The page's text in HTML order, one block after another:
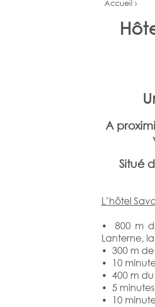
Accueil ›
A
Situé
L’hôtel
• 800 m
Lanterne,
• 300 m
• 10
• 400 m
• 5
• 10